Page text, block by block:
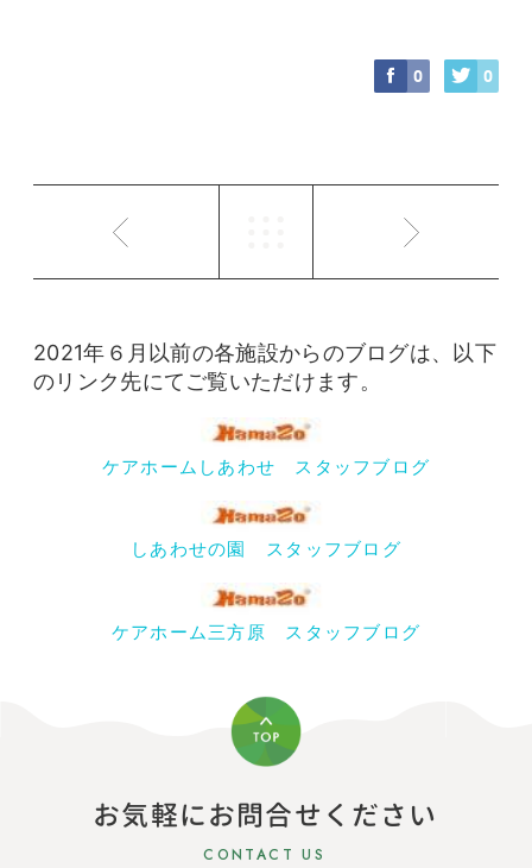
0 0
2021年６月以前の各施設からのブログは、以下
のリンク先にてご覧いただけます。
ケアホームしあわせ スタッフブログ
しあわせの園 スタッフブログ
ケアホーム三方原 スタッフブログ
お気軽にお問合せください
CONTACT US